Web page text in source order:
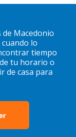
Macedonio
lo
tiempo
tu horario o
de casa para